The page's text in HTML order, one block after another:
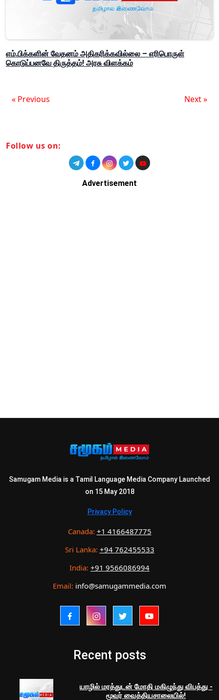
எம்.பிக்களின் வேதனம் அதிகரிக்கவில்லை – எரிபொருள்
கொடுப்பனவே திருத்தம்! அரசு விளக்கம்
« Previous Next »
Follow us on:
Advertisement
Samugam Media is a Tamil Language Media Company Launched
on 15 May 2018
Privacy Policy
Canada: +1 4166487775
Sri Lanka: +94 762455533
India: +91 9566086994
Email: info@samugammedia.com
Recent posts
யாழில் மரத்துடன் மோதி மகிழுந்து விபத்து -
மூவர் வைத்தியசாலையில்!